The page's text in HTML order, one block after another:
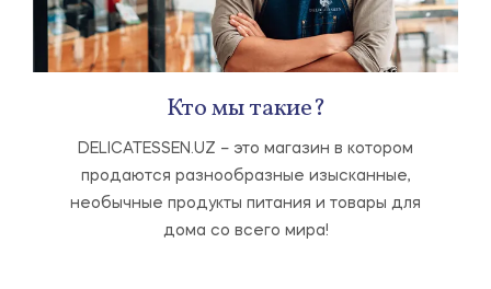
Кто мы такие?
DELICATESSEN.UZ – это магазин в котором
продаются разнообразные изысканные,
необычные продукты питания и товары для
дома со всего мира!